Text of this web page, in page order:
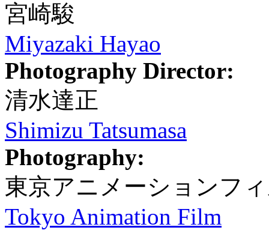
宮崎駿
Miyazaki Hayao
Photography Director:
清水達正
Shimizu Tatsumasa
Photography:
東京アニメーションフ
Tokyo Animation Film